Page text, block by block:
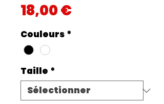
18,00 €Prix
Couleurs *
Taille *